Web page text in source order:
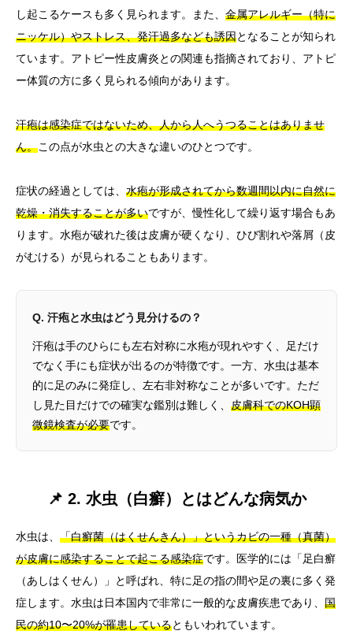
し起こるケースも多く見られます。また、 金属アレルギー（特に
ニッケル）やストレス、発汗過多なども誘因となることが知られ
ています。アトピー性皮膚炎との関連も指摘されており、アトピ
ー体質の方に多く見られる傾向があります。
汗疱は感染症ではないため、人から人へうつることはありませ
ん。この点が水虫との大きな違いのひとつです。
症状の経過としては、 水疱が形成されてから数週間以内に自然に
乾燥・消失することが多いですが、慢性化して繰り返す場合もあ
ります。水疱が破れた後は皮膚が硬くなり、ひび割れや落屑（皮
がむける）が見られることもあります。
Q. 汗疱と水虫はどう見分けるの？
汗疱は手のひらにも左右対称に水疱が現れやすく、足だけ
でなく手にも症状が出るのが特徴です。一方、水虫は基本
的に足のみに発症し、左右非対称なことが多いです。ただ
し見た目だけでの確実な鑑別は難しく、 皮膚科でのKOH顕
微鏡検査が必要です。
📌 2. 水虫（白癬）とはどんな病気か
水虫は、 「白癬菌（はくせんきん）」というカビの一種（真菌）
が皮膚に感染することで起こる感染症です。医学的には「足白癬
（あしはくせん）」と呼ばれ、特に足の指の間や足の裏に多く発
症します。水虫は日本国内で非常に一般的な皮膚疾患であり、 国
民の約10〜20%が罹患しているともいわれています。